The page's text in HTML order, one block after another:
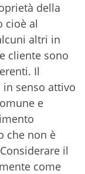
della
cioè al
altri in
cliente sono
Il
senso attivo
e
che non è
il
come